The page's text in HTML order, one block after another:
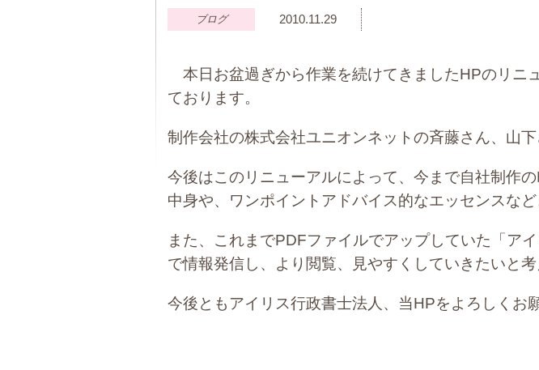
ブログ 2010.11.29
本日お盆過ぎから作業を続けてきましたHPのリニ
ております。
制作会社の株式会社ユニオンネットの斉藤さん、山
今後はこのリニューアルによって、今まで自社制作
中身や、ワンポイントアドバイス的なエッセンスな
また、これまでPDFファイルでアップしていた「ア
で情報発信し、より閲覧、見やすくしていきたいと考
今後ともアイリス行政書士法人、当HPをよろしくお